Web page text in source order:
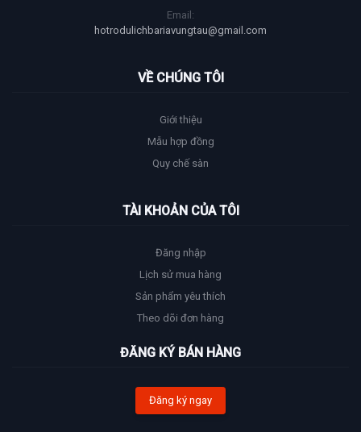
Email:
hotrodulichbariavungtau@gmail.com
VỀ CHÚNG TÔI
Giới thiệu
Mẫu hợp đồng
Quy chế sàn
TÀI KHOẢN CỦA TÔI
Đăng nhập
Lịch sử mua hàng
Sản phẩm yêu thích
Theo dõi đơn hàng
ĐĂNG KÝ BÁN HÀNG
Đăng ký ngay